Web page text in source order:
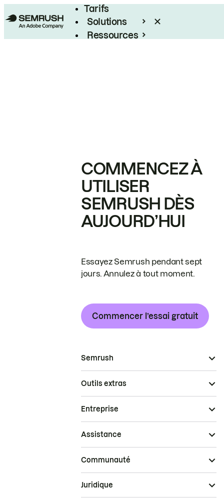
Tarifs
Solutions
Ressources
COMMENCEZ À
UTILISER
SEMRUSH DÈS
AUJOURD’HUI
Essayez Semrush pendant sept
jours. Annulez à tout moment.
Commencer l’essai gratuit
Semrush
Outils extras
Entreprise
Assistance
Communauté
Juridique